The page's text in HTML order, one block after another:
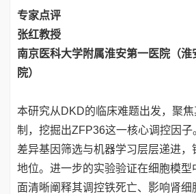
专家点评
张红教授
南京医科大学附属淮安第一医院（淮
院）
本研究从DKD的临床难题出发，聚
制，挖掘出ZFP36这一核心调控因子
差异基因筛选与机器学习层层递进
地位。进一步的实验验证在细胞模型
面清晰阐释其调控铁死亡、影响肾细